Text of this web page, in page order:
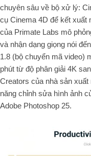
chuyên sâu về bộ xử lý:
cụ Cinema 4D để kết xuất
của Primate Labs mô
và nhận dạng giọng nói
1.8 (bộ chuyển mã video)
phút từ độ phân giải 4K
Creators của nhà sản
năng chỉnh sửa hình ảnh
Adobe Photoshop 25.